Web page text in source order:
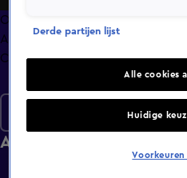
Overzicht
Afleveringen
Clips
Afleveringen
Derde partijen lijst
Alle cookies
Huidige
Voorkeuren